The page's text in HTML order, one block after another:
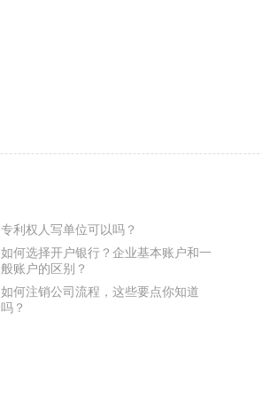
专利权人写单位可以吗？
如何选择开户银行？企业基本账户和一
般账户的区别？
如何注销公司流程，这些要点你知道
吗？